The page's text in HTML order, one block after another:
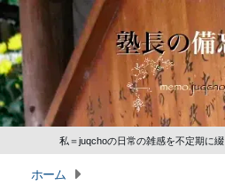
私＝juqchoの日常の雑感を不定期に綴
ホーム